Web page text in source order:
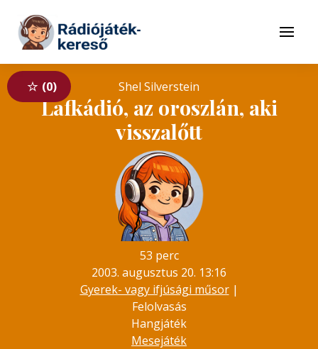
Tovább a tartalomhoz
Menü
0 Shel Silverstein
Lafkádió, az oroszlán, aki
visszalőtt
53 perc
2003. augusztus 20. 13:16
Gyerek- vagy ifjúsági műsor|
Felolvasás
Hangjáték
Mesejáték